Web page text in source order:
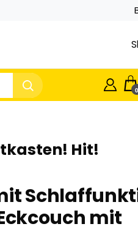
0
Hit!
mit